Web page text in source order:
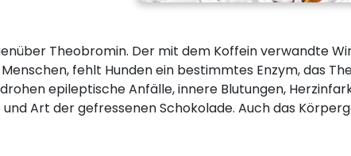
Theobromin. Der mit dem Koffein verwandte
fehlt Hunden ein bestimmtes Enzym, das
epileptische Anfälle, innere Blutungen,
Art der gefressenen Schokolade. Auch das